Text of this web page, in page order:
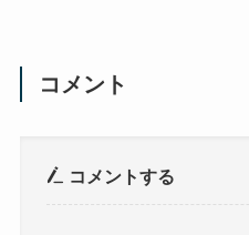
コメント
コメントする